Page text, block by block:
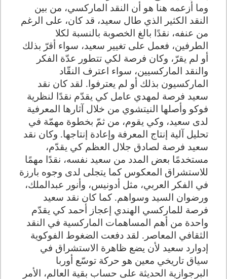
وما أزعمه هنا هو أن النقد الماركسي، من بين
النقد الكثير الذي طال سعيد، قد كان، على الرغم
من عنفه، نقدًا بالغ الخصوبة بالنسبة لكلا
الطرفين، فعمل على تغيير سعيد، سواء أقرّ بذلك
أو لم يقرّ، وكان فرصة لكي تتطور عدّة الفكر
والنقد الماركسيين، سواء اعترف النقّاد
الماركسيون بذلك أو لم يعترفوا. لقد كان نقد
سعيد فرصة لمهدي عامل كي يقدّم نقدًا لنظرية
فوكو وأصلها النيتشوي من خلال آثارها المعرفية
لدى سعيد، وكي يقوم، من ثمّ بخطوة مهمّة في
تحليل آلية إنتاج المعرفة وإعادة إنتاجها. وكان نقد
سعيد فرصة لصادق جلال العظم كي يقدّم،
مستخدمًا بعض المدد من سعيد نفسه، نقدًا مهمًا
للاستشراق المعكوس كما يتجلى لدى وجوه بارزة
في الفكر العربي، مثل أدونيس، وأنور عبدالملك،
ورضوان السيد وسواهم. كما كان نقد سعيد
فرصة للماركسي الهندي إعجاز أحمد كي يقدّم
واحدة من أهم المساهمات الماركسية في النقد
الثقافي المعاصر. لقد دفعت الضغوط الفوكوية
إدوارد سعيد لأن يضع ظاهرة الاستشراق في
سياق تاريخي معين هو حركة توسّع أوربا
البرجوازية الحديثة على حساب بقية العالم، الأمر